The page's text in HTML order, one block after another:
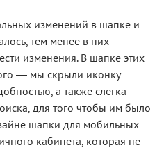
изменений в шапке и
тем менее в них
изменения. В шапке этих
— мы скрыли иконку
а также слегка
для того чтобы им было
шапки для мобильных
кабинета, которая не